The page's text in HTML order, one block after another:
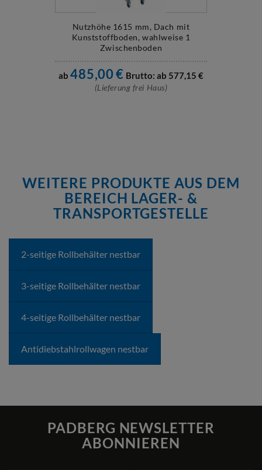
Nutzhöhe 1615 mm, Dach mit
Kunststoffboden, wahlweise 1
Zwischenboden
ab 485,00€ Brutto: ab 577,15 €
(Lieferung frei Haus)
WEITERE PRODUKTE AUS DEM
BEREICH LAGER- &
TRANSPORTGESTELLE
2-seitige Rollbehälter nestbar
3-seitige Rollbehälter nestbar
4-seitige Rollbehälter nestbar
Antidiebstahlrollwagen nestbar
PADBERG NEWSLETTER
ABONNIEREN